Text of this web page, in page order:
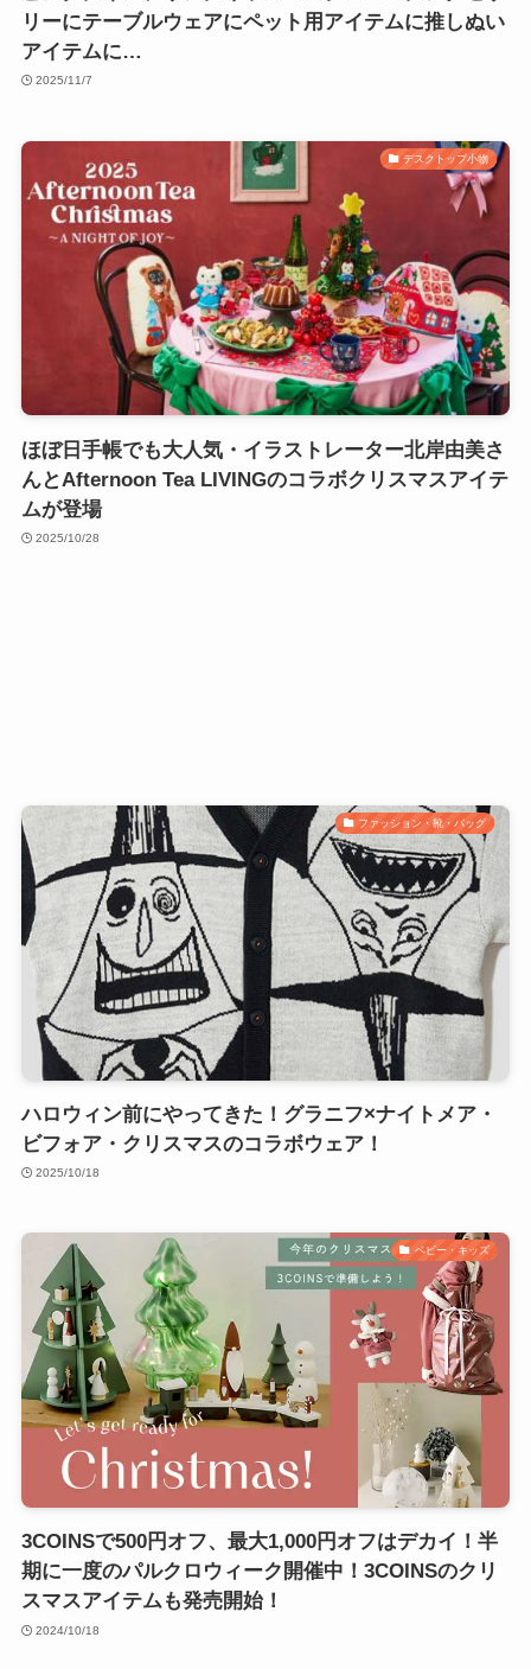
リーにテーブルウェアにペット用アイテムに推しぬい
アイテムに…
2025/11/7
デスクトップ小物
ほぼ日手帳でも大人気・イラストレーター北岸由美さ
んとAfternoon Tea LIVINGのコラボクリスマスアイテ
ムが登場
2025/10/28
ファッション・靴・バッグ
ハロウィン前にやってきた！グラニフ×ナイトメア・
ビフォア・クリスマスのコラボウェア！
2025/10/18
ベビー・キッズ
3COINSで500円オフ、最大1,000円オフはデカイ！半
期に一度のパルクロウィーク開催中！3COINSのクリ
スマスアイテムも発売開始！
2024/10/18